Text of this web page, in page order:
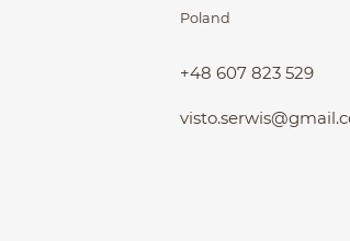
Poland
+48 607 823 529